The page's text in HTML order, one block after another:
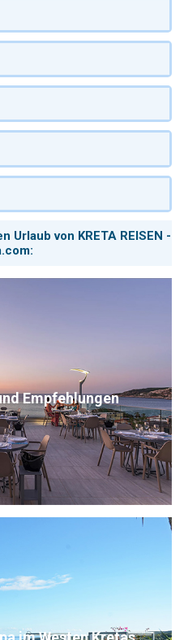
Urlaub von KRETA REISEN -
Empfehlungen